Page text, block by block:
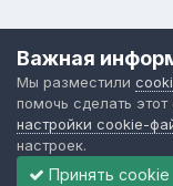
Форум
Важная
Мы разместили
помочь сделать
настройки cookie-
настроек.
Принять cookie